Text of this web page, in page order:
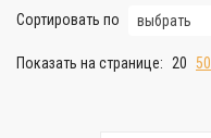
Сортировать по выбрать
Показать на странице: 20 50